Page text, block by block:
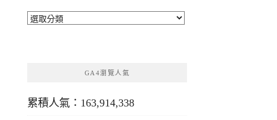
分
GA4瀏覽人氣
累積人氣：163,914,338